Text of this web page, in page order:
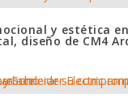
y estética
diseño de CM4